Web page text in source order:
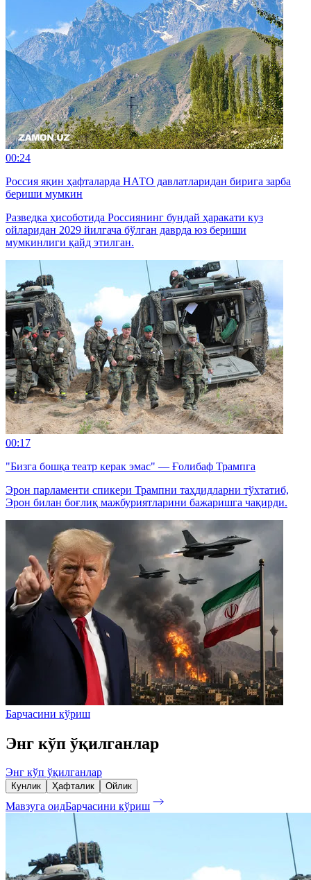
00:24
Россия яқин ҳафталарда НАТО давлатларидан бирига зарба
бериши мумкин
Разведка ҳисоботида Россиянинг бундай ҳаракати куз
ойларидан 2029 йилгача бўлган даврда юз бериши
мумкинлиги қайд этилган.
00:17
"Бизга бошқа театр керак эмас" — Ғолибаф Трампга
Эрон парламенти спикери Трампни таҳдидларни тўхтатиб,
Эрон билан боғлиқ мажбуриятларини бажаришга чақирди.
Барчасини кўриш
Энг кўп ўқилганлар
Энг кўп ўқилганлар
Кунлик Ҳафталик Ойлик
Мавзуга оидБарчасини кўриш